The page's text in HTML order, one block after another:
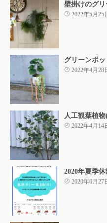
壁掛けのグリ
2022年5月25
グリーンポ
2022年4月28
人工観葉植
2022年4月14
2020年夏季
2020年6月27